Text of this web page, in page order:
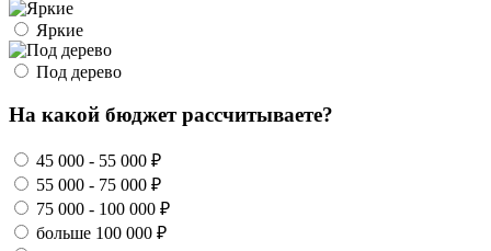
Яркие
Под дерево
На какой бюджет рассчитываете?
45 000 - 55 000 ₽
55 000 - 75 000 ₽
75 000 - 100 000 ₽
больше 100 000 ₽